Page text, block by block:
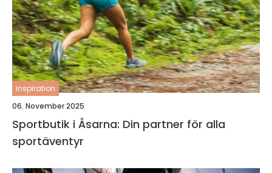
inspiration
06. November 2025
Sportbutik i Åsarna: Din partner för alla
sportäventyr